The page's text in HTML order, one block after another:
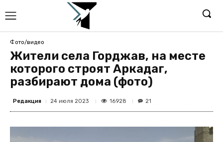
Фото/видео
Жители села Горджав, на месте
которого строят Аркадаг,
разбирают дома (фото)
Редакция 24 июля 2023 16928 21